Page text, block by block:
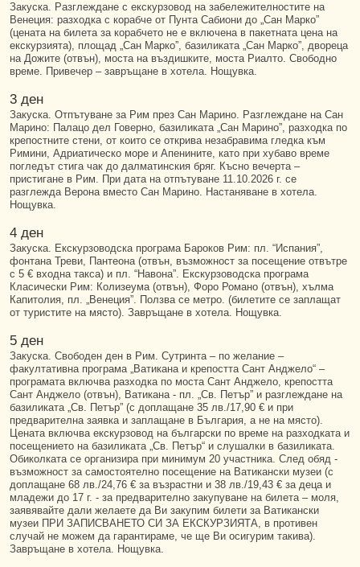
Закуска. Разглеждане с екскурзовод на забележителностите на
Венеция: разходка с корабче от Пунта Сабиони до „Сан Марко”
(цената на билета за корабчето не е включена в пакетната цена на
екскурзията), площад „Сан Марко”, базиликата „Сан Марко”, двореца
на Дожите (отвън), моста на въздишките, моста Риалто. Свободно
време. Привечер – завръщане в хотела. Нощувка.
3 ден
Закуска. Отпътуване за Рим през Сан Марино. Разглеждане на Сан
Марино: Палацо дел Говерно, базиликата „Сан Марино”, разходка по
крепостните стени, от които се открива незабравима гледка към
Римини, Адриатическо море и Апенините, като при хубаво време
погледът стига чак до далматинския бряг. Късно вечерта –
пристигане в Рим. При дата на отпътуване 11.10.2026 г. се
разглежда Верона вместо Сан Марино. Настаняване в хотела.
Нощувка.
4 ден
Закуска. Екскурзоводска програма Бароков Рим: пл. “Испания”,
фонтана Треви, Пантеона (отвън, възможност за посещение отвътре
с 5 € входна такса) и пл. “Навона”. Екскурзоводска програма
Класически Рим: Колизеума (отвън), Форо Романо (отвън), хълма
Капитолия, пл. „Венеция”. Ползва се метро. (билетите се заплащат
от туристите на място). Завръщане в хотела. Нощувка.
5 ден
Закуска. Свободен ден в Рим. Сутринта – по желание –
факултативна програма „Ватикана и крепостта Сант Анджело“ –
програмата включва разходка по моста Сант Анджело, крепостта
Сант Анджело (отвън), Ватикана - пл. „Св. Петър” и разглеждане на
базиликата „Св. Петър” (с доплащане 35 лв./17,90 € и при
предварителна заявка и заплащане в България, а не на място).
Цената включва екскурзовод на български по време на разходката и
посещението на базиликата „Св. Петър“ и слушалки в базиликата.
Обиколката се организира при минимум 20 участника. След обяд -
възможност за самостоятелно посещение на Ватикански музеи (с
доплащане 68 лв./24,76 € за възрастни и 38 лв./19,43 € за деца и
младежи до 17 г. - за предварително закупуване на билета – моля,
заявявайте дали желаете да Ви закупим билети за Ватикански
музеи ПРИ ЗАПИСВАНЕТО СИ ЗА ЕКСКУРЗИЯТА, в противен
случай не можем да гарантираме, че ще Ви осигурим такива).
Завръщане в хотела. Нощувка.